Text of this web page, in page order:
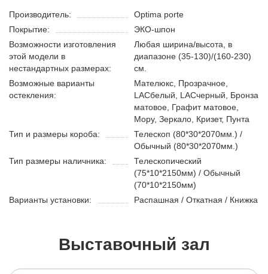
Производитель:
Optima porte
Покрытие:
ЭКО-шпон
Возможности изготовления
этой модели в
нестандартных размерах:
Любая ширина/высота, в
диапазоне (35-130)/(160-230)
см.
Возможные варианты
остекления:
Мателюкс, Прозрачное,
LACбелый, LACчерный, Бронза
матовое, Графит матовое,
Мору, Зеркало, Кризет, Пунта
Тип и размеры короба:
Телескоп (80*30*2070мм.) /
Обычный (80*30*2070мм.)
Тип размеры наличника:
Телескопический
(75*10*2150мм) / Обычный
(70*10*2150мм)
Варианты установки:
Распашная / Откатная / Книжка
Выставочный зал